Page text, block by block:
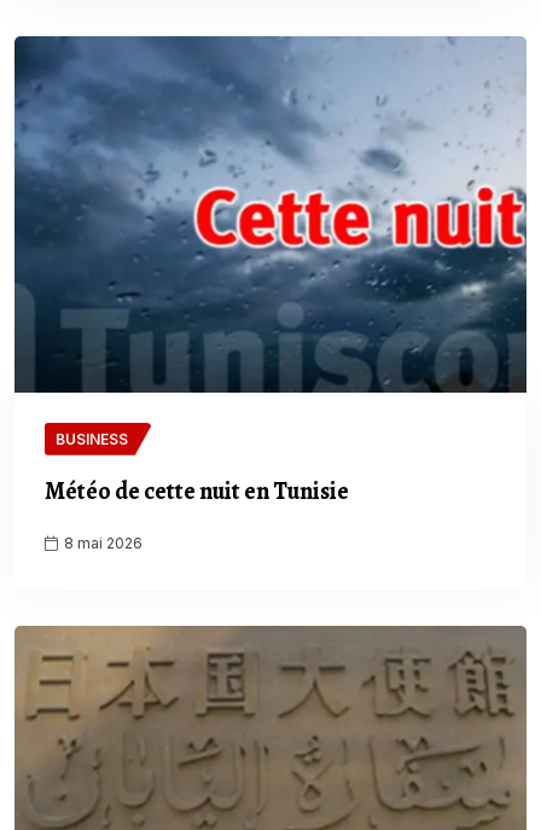
BUSINESS
Météo de cette nuit en Tunisie
8 mai 2026